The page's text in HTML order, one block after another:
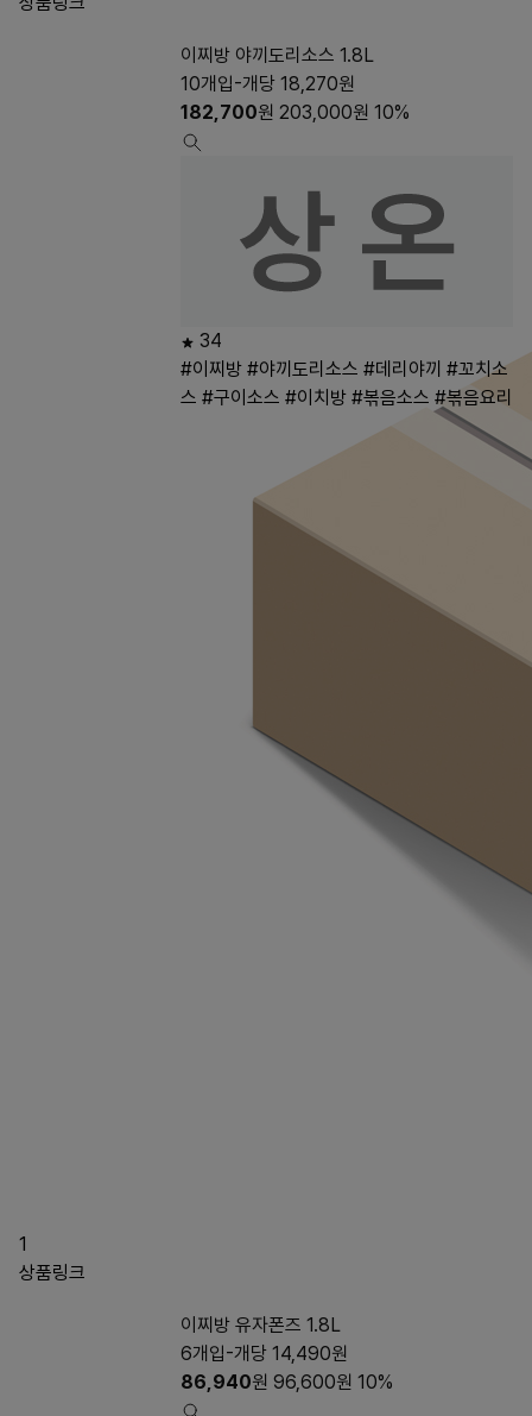
1
이찌방 야끼도리소스 1.8L
10개입-개당 18,270원
182,700원 203,000원 10%
34
#이찌방 #야끼도리소스 #데리야끼 #꼬치소
스 #구이소스 #이치방 #볶음소스 #볶음요리
상품링크
이찌방 유자폰즈 1.8L
6개입-개당 14,490원
86,940원 96,600원 10%